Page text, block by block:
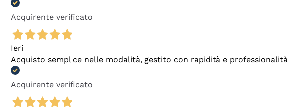
Acquirente verificato
Ieri
Acquisto semplice nelle modalità, gestito con rapidità e professionalità
Acquirente verificato